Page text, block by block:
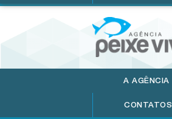
A AGÊNCIA
CONTATOS